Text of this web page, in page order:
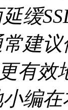
缓
建
有
编